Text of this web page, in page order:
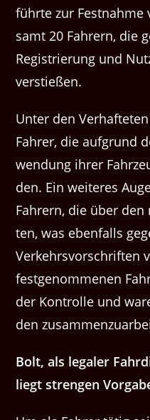
führte zur
samt 20 Fahrern, die
Reg­istrierung und
verstießen.
Unter den
Fahrer, die auf­grund
wen­dung ihrer
den. Ein weit­eres
Fahrern, die über
ten, was eben­falls
Verkehrsvorschriften
festgenomme­nen
der Kon­trolle und
den
Bolt, als legaler
liegt stren­gen